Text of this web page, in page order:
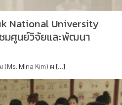
National University
ชมศูนย์วิจัยและพัฒนา
(Ms. MIna Kim) ผ […]